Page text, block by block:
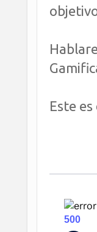
Este